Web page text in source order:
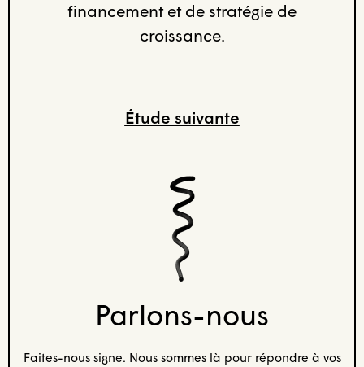
financement et de stratégie de
croissance.
Étude suivante
Parlons-nous
Faites-nous signe. Nous sommes là pour répondre à vos